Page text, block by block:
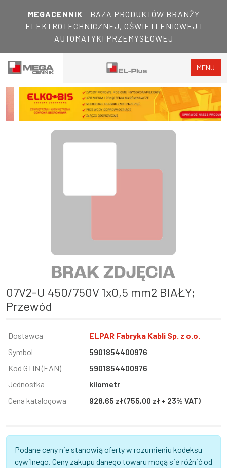
MEGACENNIK - BAZA PRODUKTÓW BRANŻY
ELEKTROTECHNICZNEJ, OŚWIETLENIOWEJ I
AUTOMATYKI PRZEMYSŁOWEJ
MENU
07V2-U 450/750V 1x0,5 mm2 BIAŁY;
Przewód
Informacja
Wartość
Dostawca
ELPAR Fabryka Kabli Sp. z o.o.
Symbol
5901854400976
Kod GTIN (EAN)
5901854400976
Jednostka
kilometr
Cena katalogowa
928,65 zł (755,00 zł + 23% VAT)
Podane ceny nie stanowią oferty w rozumieniu kodeksu
cywilnego. Ceny zakupu danego towaru mogą się różnić od